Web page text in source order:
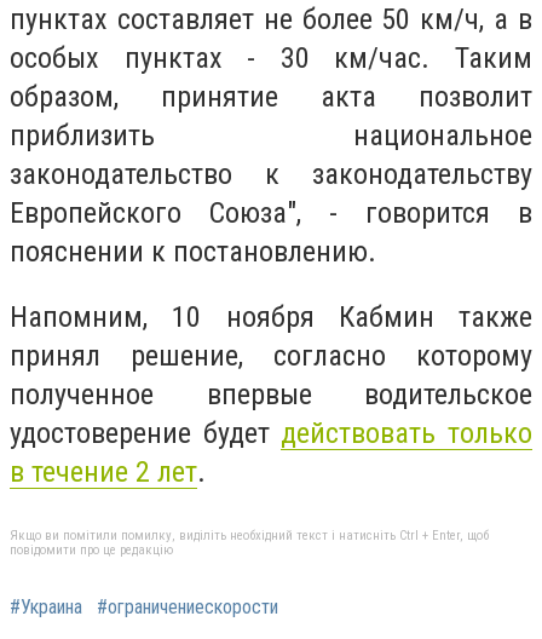
пунктах составляет не более 50 км/ч, а в
особых пунктах - 30 км/час. Таким
образом, принятие акта позволит
приблизить национальное
законодательство к законодательству
Европейского Союза", - говорится в
пояснении к постановлению.
Напомним, 10 ноября Кабмин также
принял решение, согласно которому
полученное впервые водительское
удостоверение будет действовать только
в течение 2 лет.
Якщо ви помітили помилку, виділіть необхідний текст і натисніть Ctrl + Enter, щоб
повідомити про це редакцію
#Украина #ограничениескорости